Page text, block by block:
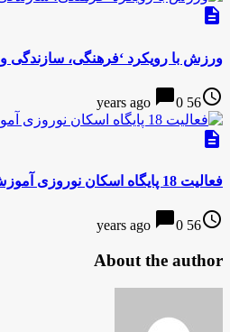
description
ورزش با رویکرد ‘فرهنگی، سازندگی
access_time
56 years ago
chat_bubble0
description
فعالیت 18 پایگاه اسکان نوروزی آموزش و پرورش در گلستان
access_time
56 years ago
chat_bubble0
About the author